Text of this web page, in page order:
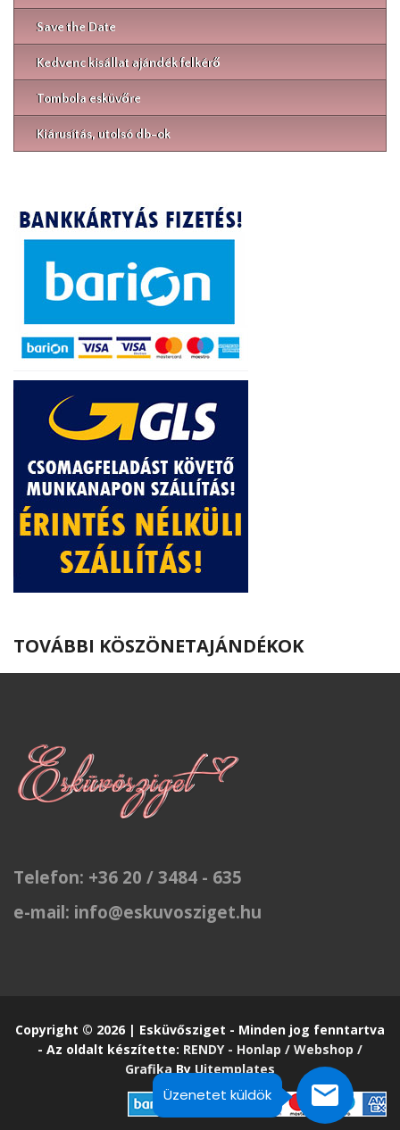
Üzenetet küldök
Save the Date
Kedvenc kisállat ajándék felkérő
Tombola esküvőre
Kiárusítás, utolsó db-ok
TOVÁBBI KÖSZÖNETAJÁNDÉKOK
Telefon: +36 20 / 3484 - 635
e-mail: info@eskuvosziget.hu
Copyright © 2026 | Esküvősziget - Minden jog fenntartva
- Az oldalt készítette: RENDY - Honlap / Webshop /
GrafikaByUitemplates